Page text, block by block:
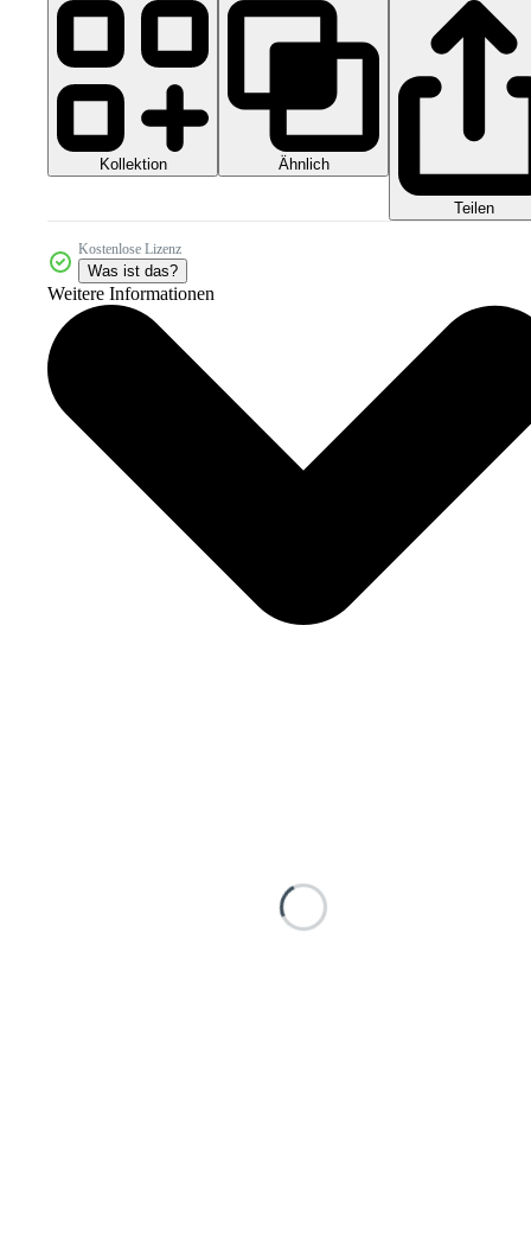
Kollektion Ähnlich
Teilen
Kostenlose Lizenz
Was ist das?
Weitere Informationen